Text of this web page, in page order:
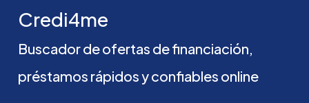
Credi4me
Buscadordeofertas definanciación,
préstamos rápidosyconfiables online